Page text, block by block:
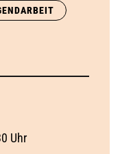
Uhr